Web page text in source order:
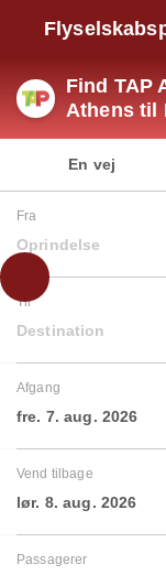
Find TAP
Athens til
En vej
Fra
Oprindelse
Til
Destination
Afgang
fre. 7. aug. 2026
Vend tilbage
lør. 8. aug. 2026
Passagerer